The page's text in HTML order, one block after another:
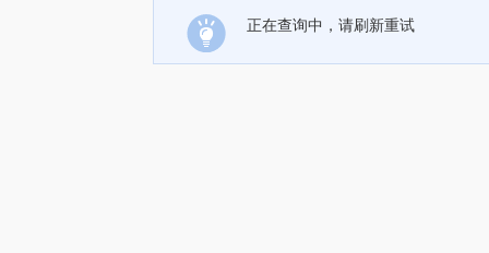
正在查询中，请刷新重试